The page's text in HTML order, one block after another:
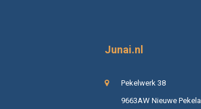
Junai.nl
Pekelwerk 38
9663AW Nieuwe Pekela